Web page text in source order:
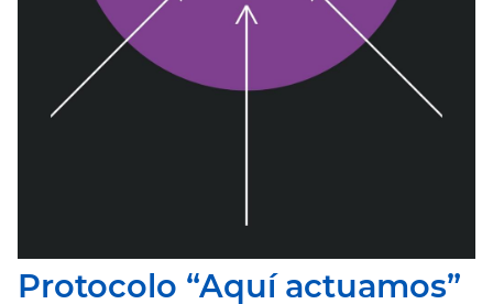
Protocolo “Aquí actuamos”